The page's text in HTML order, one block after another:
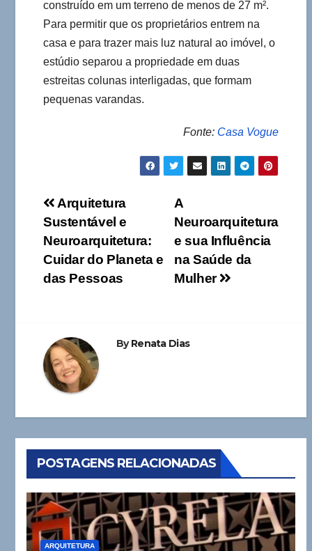
construído em um terreno de menos de 27 m².
Para permitir que os proprietários entrem na
casa e para trazer mais luz natural ao imóvel, o
estúdio separou a propriedade em duas
estreitas colunas interligadas, que formam
pequenas varandas.
Fonte: Casa Vogue
Navegação
de
Post
A
Neuroarquitetura
e sua Influência
na Saúde da
Mulher
Arquitetura
Sustentável e
Neuroarquitetura:
Cuidar do Planeta e
das Pessoas
ByRenata Dias
POSTAGENS RELACIONADAS
ARQUITETURA